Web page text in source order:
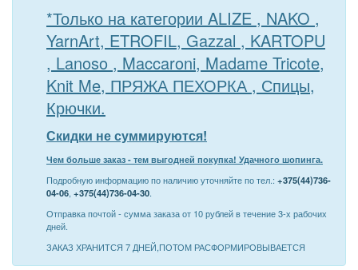
*Только на категории ALIZE , NAKO ,
YarnArt, ETROFIL, Gazzal , KARTOPU
, Lanoso , Maccaroni, Madame Tricote,
Knit Me, ПРЯЖА ПЕХОРКА , Спицы,
Крючки.
Скидки не суммируются!
Чем больше заказ - тем выгодней покупка! Удачного шопинга.
Подробную информацию по наличию уточняйте по тел.: +375(44)736-
04-06, +375(44)736-04-30.
Отправка почтой - сумма заказа от 10 рублей в течение 3-х рабочих
дней.
ЗАКАЗ ХРАНИТСЯ 7 ДНЕЙ,ПОТОМ РАСФОРМИРОВЫВАЕТСЯ